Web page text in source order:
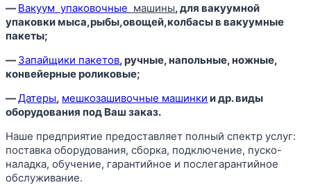
— Вакуум упаковочные машины, для вакуумной
упаковки мыса,рыбы,овощей,колбасы в вакуумные
пакеты;
— Запайщики пакетов, ручные, напольные, ножные,
конвейерные роликовые;
—Датеры, мешкозашивочные машинки и др. виды
оборудования под Ваш заказ.
Наше предприятие предоставляет полный спектр услуг:
поставка оборудования, сборка, подключение, пуско-
наладка, обучение, гарантийное и послегарантийное
обслуживание.